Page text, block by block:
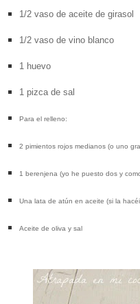
1/2 vaso de aceite de girasol
1/2 vaso de vino blanco
1 huevo
1 pizca de sal
Para el relleno:
2 pimientos rojos medianos (o uno
1 berenjena (yo he puesto dos y
Una lata de atún en aceite (si la
Aceite de oliva y sal